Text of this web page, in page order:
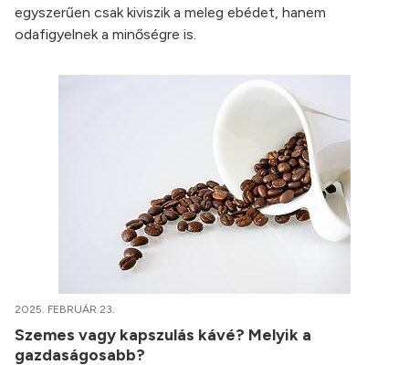
egyszerűen csak kiviszik a meleg ebédet, hanem
odafigyelnek a minőségre is.
2025. FEBRUÁR 23.
Szemes vagy kapszulás kávé? Melyik a
gazdaságosabb?